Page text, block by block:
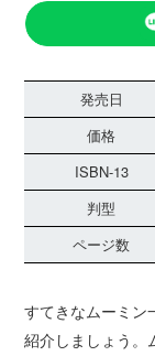
発売日
価格
ISBN-13
判型
ページ数
すてきなムーミン
紹介しましょう。